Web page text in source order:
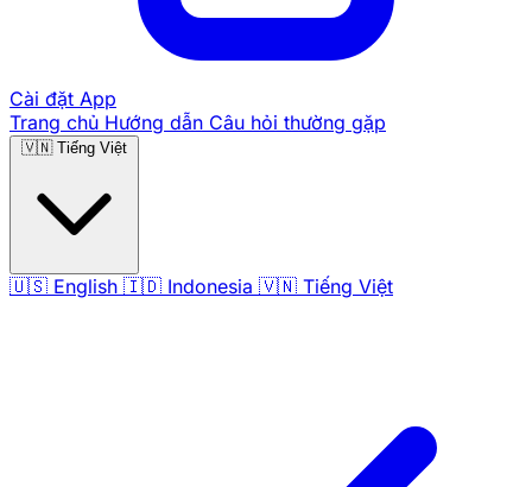
Cài đặt App
Trang chủ Hướng dẫn Câu hỏi thường gặp
🇻🇳 Tiếng Việt
🇺🇸 English 🇮🇩 Indonesia 🇻🇳 Tiếng Việt